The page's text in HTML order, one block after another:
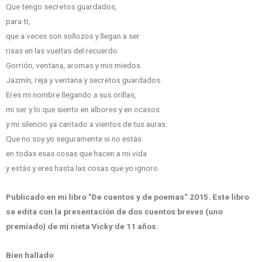
Que tengo secretos guardados,
para ti,
que a veces son sollozos y llegan a ser
risas en las vueltas del recuerdo.
Gorrión, ventana, aromas y mis miedos.
Jazmín, reja y ventana y secretos guardados.
Eres mi nombre llegando a sus orillas,
mi ser y lo que siento en albores y en ocasos
y mi silencio ya cantado a vientos de tus auras.
Que no soy yo seguramente si no estás
en todas esas cosas que hacen a mi vida
y estás y eres hasta las cosas que yo ignoro.
Publicado en mi libro “De cuentos y de poemas” 2015. Este libro
se edita con la presentación de dos cuentos breves (uno
premiado) de mi nieta Vicky de 11 años.
Bien hallado